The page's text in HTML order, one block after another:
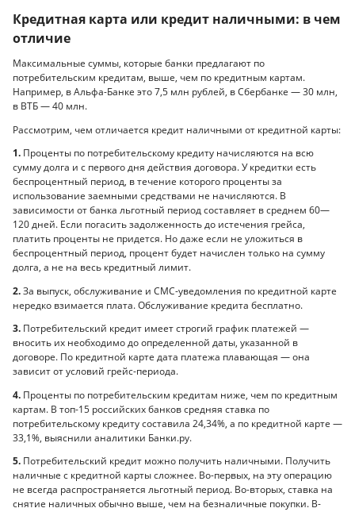
Кредитная карта или кредит наличными: в чем
отличие
Максимальные суммы, которые банки предлагают по
потребительским кредитам, выше, чем по кредитным картам.
Например, в Альфа-Банке это 7,5 млн рублей, в Сбербанке — 30 млн,
в ВТБ — 40 млн.
Рассмотрим, чем отличается кредит наличными от кредитной карты:
1. Проценты по потребительскому кредиту начисляются на всю
сумму долга и с первого дня действия договора. У кредитки есть
беспроцентный период, в течение которого проценты за
использование заемными средствами не начисляются. В
зависимости от банка льготный период составляет в среднем 60—
120 дней. Если погасить задолженность до истечения грейса,
платить проценты не придется. Но даже если не уложиться в
беспроцентный период, процент будет начислен только на сумму
долга, а не на весь кредитный лимит.
2.За выпуск, обслуживание и СМС-уведомления по кредитной карте
нередко взимается плата. Обслуживание кредита бесплатно.
3. Потребительский кредит имеет строгий график платежей —
вносить их необходимо до определенной даты, указанной в
договоре. По кредитной карте дата платежа плавающая — она
зависит от условий грейс-периода.
4. Проценты по потребительским кредитам ниже, чем по кредитным
картам. В топ-15 российских банков средняя ставка по
потребительскому кредиту составила 24,34%, а по кредитной карте —
33,1%, выяснили аналитики Банки.ру.
5. Потребительский кредит можно получить наличными. Получить
наличные с кредитной карты сложнее. Во-первых, на эту операцию
не всегда распространяется льготный период. Во-вторых, ставка на
снятие наличных обычно выше, чем на безналичные покупки. В-